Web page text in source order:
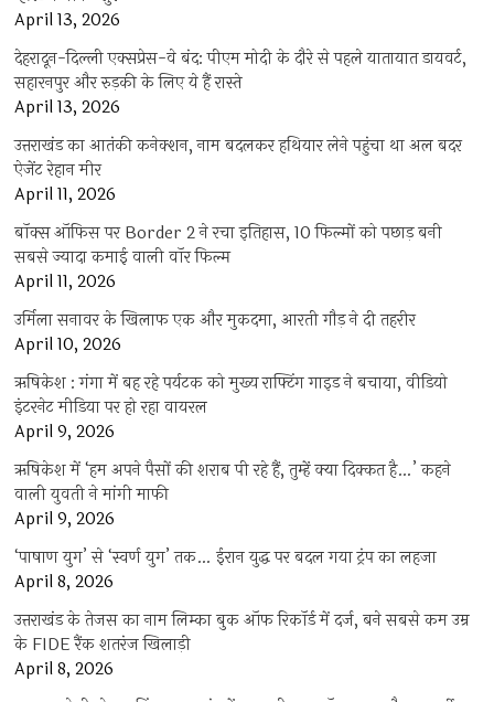
April 13, 2026
देहरादून-दिल्ली एक्सप्रेस-वे बंद: पीएम मोदी के दौरे से पहले यातायात डायवर्ट,
सहारनपुर और रुड़की के लिए ये हैं रास्ते
April 13, 2026
उत्तराखंड का आतंकी कनेक्शन, नाम बदलकर हथियार लेने पहुंचा था अल बदर
ऐजेंट रेहान मीर
April 11, 2026
बॉक्स ऑफिस पर Border 2 ने रचा इतिहास, 10 फिल्मों को पछाड़ बनी
सबसे ज्यादा कमाई वाली वॉर फिल्म
April 11, 2026
उर्मिला सनावर के खिलाफ एक और मुकदमा, आरती गौड़ ने दी तहरीर
April 10, 2026
ऋषिकेश : गंगा में बह रहे पर्यटक को मुख्य राफ्टिंग गाइड ने बचाया, वीडियो
इंटरनेट मीडिया पर हो रहा वायरल
April 9, 2026
ऋषिकेश में ‘हम अपने पैसों की शराब पी रहे हैं, तुम्हें क्या दिक्कत है…’ कहने
वाली युवती ने मांगी माफी
April 9, 2026
‘पाषाण युग’ से ‘स्वर्ण युग’ तक… ईरान युद्ध पर बदल गया ट्रंप का लहजा
April 8, 2026
उत्तराखंड के तेजस का नाम लिम्का बुक ऑफ रिकॉर्ड में दर्ज, बने सबसे कम उम्र
के FIDE रैंक शतरंज खिलाड़ी
April 8, 2026